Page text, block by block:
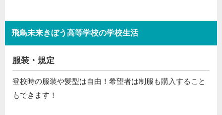
飛鳥未来きぼう高等学校の学校生活
服装・規定
登校時の服装や髪型は自由！希望者は制服も購入すること
もできます！